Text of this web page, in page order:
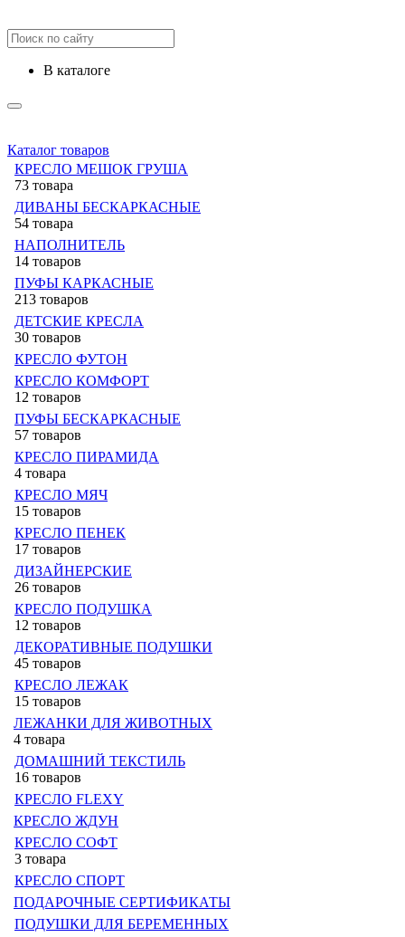
в каталоге
Каталог товаров
КРЕСЛО МЕШОК ГРУША
73 товара
ДИВАНЫ БЕСКАРКАСНЫЕ
54 товара
НАПОЛНИТЕЛЬ
14 товаров
ПУФЫ КАРКАСНЫЕ
213 товаров
ДЕТСКИЕ КРЕСЛА
30 товаров
КРЕСЛО ФУТОН
КРЕСЛО КОМФОРТ
12 товаров
ПУФЫ БЕСКАРКАСНЫЕ
57 товаров
КРЕСЛО ПИРАМИДА
4 товара
КРЕСЛО МЯЧ
15 товаров
КРЕСЛО ПЕНЕК
17 товаров
ДИЗАЙНЕРСКИЕ
26 товаров
КРЕСЛО ПОДУШКА
12 товаров
ДЕКОРАТИВНЫЕ ПОДУШКИ
45 товаров
КРЕСЛО ЛЕЖАК
15 товаров
ЛЕЖАНКИ ДЛЯ ЖИВОТНЫХ
4 товара
ДОМАШНИЙ ТЕКСТИЛЬ
16 товаров
КРЕСЛО FLEXY
КРЕСЛО ЖДУН
КРЕСЛО СОФТ
3 товара
КРЕСЛО СПОРТ
ПОДАРОЧНЫЕ СЕРТИФИКАТЫ
ПОДУШКИ ДЛЯ БЕРЕМЕННЫХ